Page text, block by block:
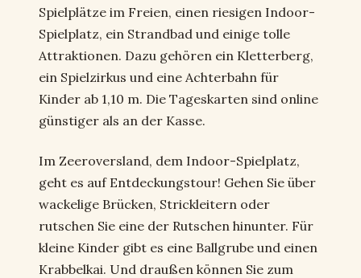
Spielplätze im Freien, einen riesigen Indoor-
Spielplatz, ein Strandbad und einige tolle
Attraktionen. Dazu gehören ein Kletterberg,
ein Spielzirkus und eine Achterbahn für
Kinder ab 1,10 m. Die Tageskarten sind online
günstiger als an der Kasse.
Im Zeeroversland, dem Indoor-Spielplatz,
geht es auf Entdeckungstour! Gehen Sie über
wackelige Brücken, Strickleitern oder
rutschen Sie eine der Rutschen hinunter. Für
kleine Kinder gibt es eine Ballgrube und einen
Krabbelkai. Und draußen können Sie zum